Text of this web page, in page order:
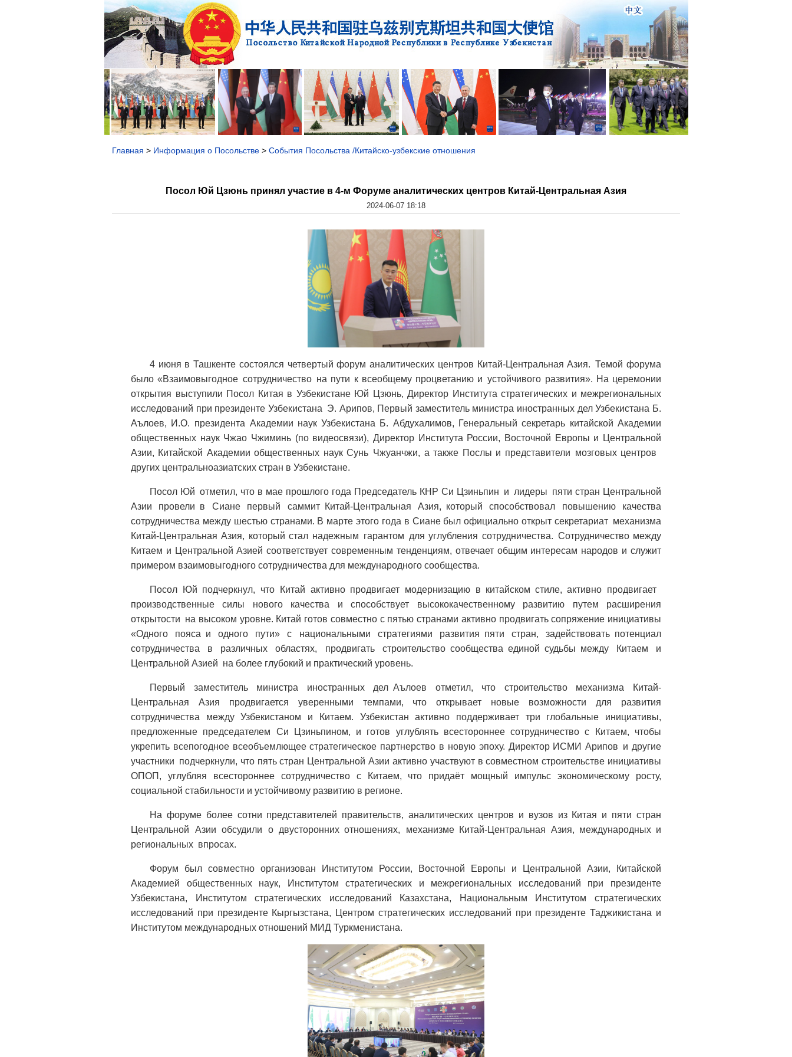
Главная > Информация о Посольстве > События Посольства /Китайско-узбекские отношения
Посол Юй Цзюнь принял участие в 4-м Форуме аналитических центров Китай-Центральная Азия
2024-06-07 18:18
4 июня в Ташкенте состоялся четвертый форум аналитических центров Китай-Центральная Азия. Темой форума
было «Взаимовыгодное сотрудничество на пути к всеобщему процветанию и устойчивого развития». На церемонии
открытия выступили Посол Китая в Узбекистане Юй Цзюнь, Директор Института стратегических и межрегиональных
исследований при президенте Узбекистана Э. Арипов, Первый заместитель министра иностранных дел Узбекистана Б.
Аълоев, И.О. президента Академии наук Узбекистана Б. Абдухалимов, Генеральный секретарь китайской Академии
общественных наук Чжао Чжиминь (по видеосвязи), Директор Института России, Восточной Европы и Центральной
Азии, Китайской Академии общественных наук Сунь Чжуанчжи, а также Послы и представители мозговых центров
других центральноазиатских стран в Узбекистане.
Посол Юй отметил, что в мае прошлого года Председатель КНР Си Цзиньпин и лидеры пяти стран Центральной
Азии провели в Сиане первый саммит Китай-Центральная Азия, который способствовал повышению качества
сотрудничества между шестью странами. В марте этого года в Сиане был официально открыт секретариат механизма
Китай-Центральная Азия, который стал надежным гарантом для углубления сотрудничества. Сотрудничество между
Китаем и Центральной Азией соответствует современным тенденциям, отвечает общим интересам народов и служит
примером взаимовыгодного сотрудничества для международного сообщества.
Посол Юй подчеркнул, что Китай активно продвигает модернизацию в китайском стиле, активно продвигает
производственные силы нового качества и способствует высококачественному развитию путем расширения
открытости на высоком уровне. Китай готов совместно с пятью странами активно продвигать сопряжение инициативы
«Одного пояса и одного пути» с национальными стратегиями развития пяти стран, задействовать потенциал
сотрудничества в различных областях, продвигать строительство сообщества единой судьбы между Китаем и
Центральной Азией на более глубокий и практический уровень.
Первый заместитель министра иностранных дел Аълоев отметил, что строительство механизма Китай-
Центральная Азия продвигается уверенными темпами, что открывает новые возможности для развития
сотрудничества между Узбекистаном и Китаем. Узбекистан активно поддерживает три глобальные инициативы,
предложенные председателем Си Цзиньпином, и готов углублять всестороннее сотрудничество с Китаем, чтобы
укрепить всепогодное всеобъемлющее стратегическое партнерство в новую эпоху. Директор ИСМИ Арипов и другие
участники подчеркнули, что пять стран Центральной Азии активно участвуют в совместном строительстве инициативы
ОПОП, углубляя всестороннее сотрудничество с Китаем, что придаёт мощный импульс экономическому росту,
социальной стабильности и устойчивому развитию в регионе.
На форуме более сотни представителей правительств, аналитических центров и вузов из Китая и пяти стран
Центральной Азии обсудили о двусторонних отношениях, механизме Китай-Центральная Азия, международных и
региональных впросах.
Форум был совместно организован Институтом России, Восточной Европы и Центральной Азии, Китайской
Академией общественных наук, Институтом стратегических и межрегиональных исследований при президенте
Узбекистана, Институтом стратегических исследований Казахстана, Национальным Институтом стратегических
исследований при президенте Кыргызстана, Центром стратегических исследований при президенте Таджикистана и
Институтом международных отношений МИД Туркменистана.